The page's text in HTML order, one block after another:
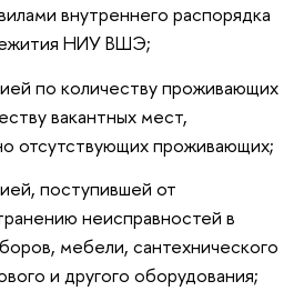
внутреннего распорядка
НИУ ВШЭ;
по количеству проживающих
вакантных мест,
отсутствующих проживающих;
поступившей от
неисправностей в
мебели, сантехнического
и другого оборудования;